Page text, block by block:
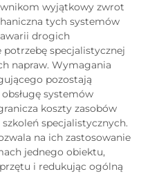
wyjątkowy zwrot
tych systemów
drogich
specjalistycznej
napraw. Wymagania
pozostają
systemów
koszty zasobów
specjalistycznych.
na ich zastosowanie
jednego obiektu,
i redukując ogólną